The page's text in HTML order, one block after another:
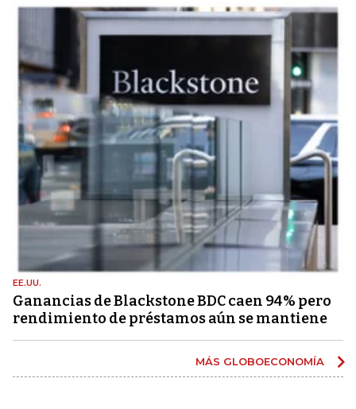
EE.UU.
Ganancias de Blackstone BDC caen 94% pero
rendimiento de préstamos aún se mantiene
MÁS GLOBOECONOMÍA